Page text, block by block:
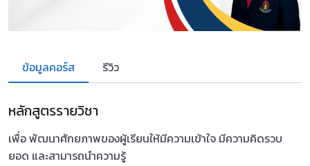
ข้อมูลคอร์ส รีวิว
หลักสูตรรายวิชา
เพื่อ พัฒนาศักยภาพของผู้เรียนให้มีความเข้าใจ มีความคิดรวบ
ยอด และสามารถนำความรู้